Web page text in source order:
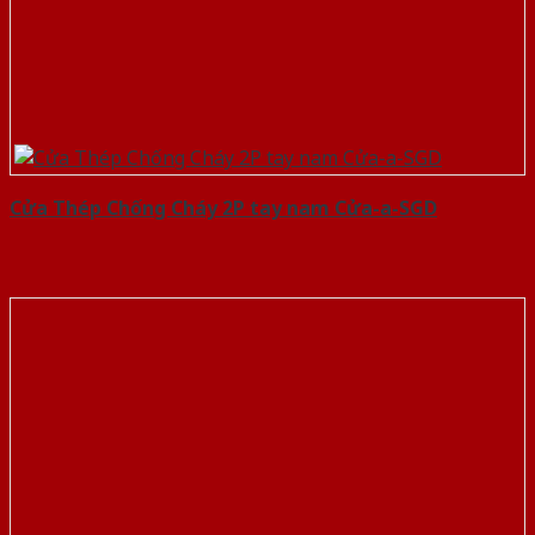
Cửa Thép Chống Cháy 2P tay nam Cửa-a-SGD